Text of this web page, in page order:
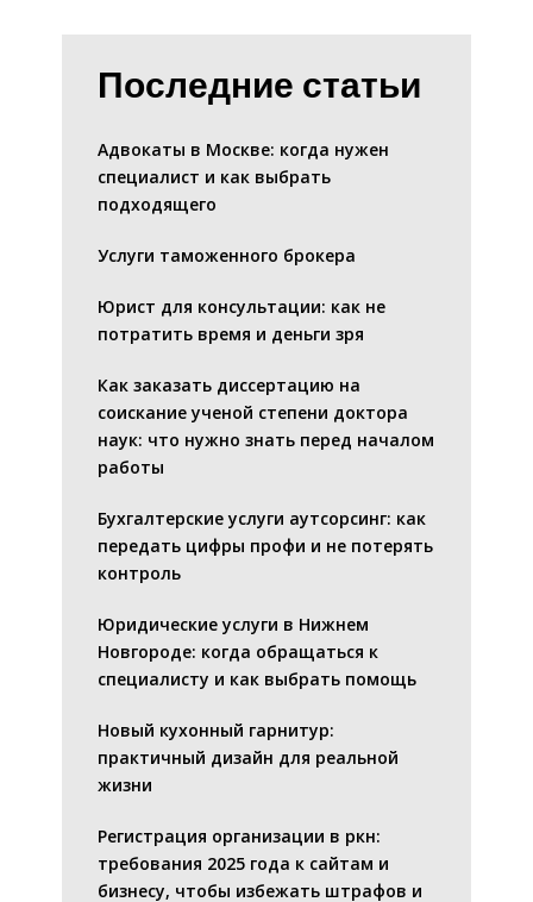
Последние статьи
Адвокаты в Москве: когда нужен
специалист и как выбрать
подходящего
Услуги таможенного брокера
Юрист для консультации: как не
потратить время и деньги зря
Как заказать диссертацию на
соискание ученой степени доктора
наук: что нужно знать перед началом
работы
Бухгалтерские услуги аутсорсинг: как
передать цифры профи и не потерять
контроль
Юридические услуги в Нижнем
Новгороде: когда обращаться к
специалисту и как выбрать помощь
Новый кухонный гарнитур:
практичный дизайн для реальной
жизни
Регистрация организации в ркн:
требования 2025 года к сайтам и
бизнесу, чтобы избежать штрафов и